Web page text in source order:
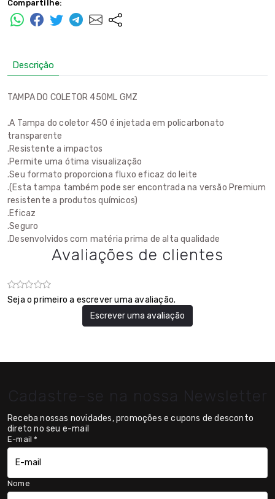
Compartilhe:
Descrição
TAMPA DO COLETOR 450ML GMZ
.A Tampa do coletor 450 é injetada em policarbonato
transparente
.Resistente a impactos
.Permite uma ótima visualização
.Seu formato proporciona fluxo eficaz do leite
.(Esta tampa também pode ser encontrada na versão Premium
resistente a produtos químicos)
.Eficaz
.Seguro
.Desenvolvidos com matéria prima de alta qualidade
Avaliações de clientes
Seja o primeiro a escrever uma avaliação.
Escrever uma avaliação
Cadastre-se na nossa Newsletter
Receba nossas novidades, promoções e cupons de desconto
direto no seu e-mail
E-mail*
Nome